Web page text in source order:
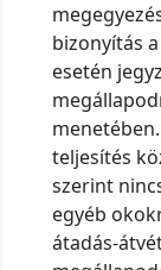
bizonyítás
esetén
teljesítés
szerint
egyéb
átadás-